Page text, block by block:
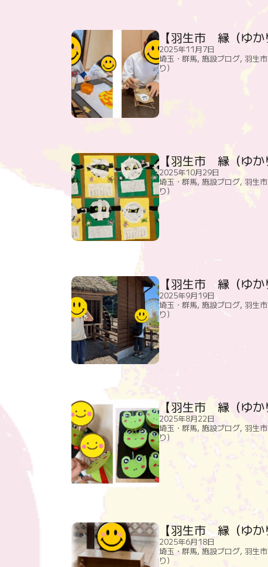
【羽生市 縁（ゆ
2025年11月7日
埼玉・群馬, 施設ブログ, 羽生
り）
【羽生市 縁（ゆ
2025年10月29日
埼玉・群馬, 施設ブログ, 羽生
り）
【羽生市 縁（ゆ
2025年9月19日
埼玉・群馬, 施設ブログ, 羽生
り）
【羽生市 縁（ゆ
2025年8月22日
埼玉・群馬, 施設ブログ, 羽生
り）
【羽生市 縁（ゆ
2025年6月18日
埼玉・群馬, 施設ブログ, 羽生
り）